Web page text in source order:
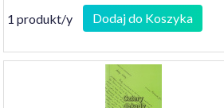
1 produkt/y Dodaj do Koszyka